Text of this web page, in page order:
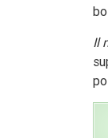
Il